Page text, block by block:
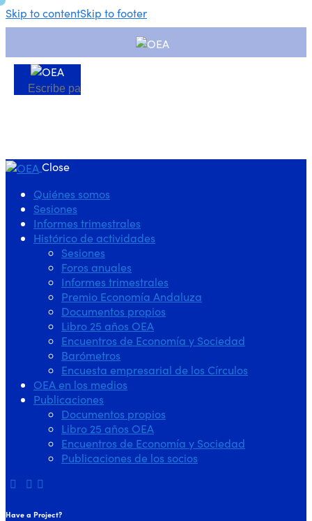
Skip to contentSkip to footer
Close
Quiénes somos
Sesiones
Informes trimestrales
Histórico de actividades
Sesiones
Foros anuales
Informes trimestrales
Premio Economía Andaluza
Documentos propios
Libro 25 años OEA
Encuentros de Economía y Sociedad
Barómetros
Encuesta empresarial de los Círculos
OEA en los medios
Publicaciones
Documentos propios
Libro 25 años OEA
Encuentros de Economía y Sociedad
Publicaciones de los socios
Have a Project?